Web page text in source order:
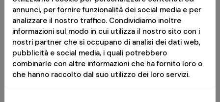
Consegna in 24h Consegna in 24h
annunci, per fornire funzionalità dei social media e per
analizzare il nostro traffico. Condividiamo inoltre
informazioni sul modo in cui utilizza il nostro sito con i
nostri partner che si occupano di analisi dei dati web,
pubblicità e social media, i quali potrebbero
combinarle con altre informazioni che ha fornito loro o
che hanno raccolto dal suo utilizzo dei loro servizi.